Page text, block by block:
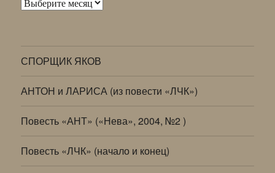
СПОРЩИК ЯКОВ
АНТОН и ЛАРИСА (из повести «ЛЧК»)
Повесть «АНТ» («Нева», 2004, №2 )
Повесть «ЛЧК» (начало и конец)